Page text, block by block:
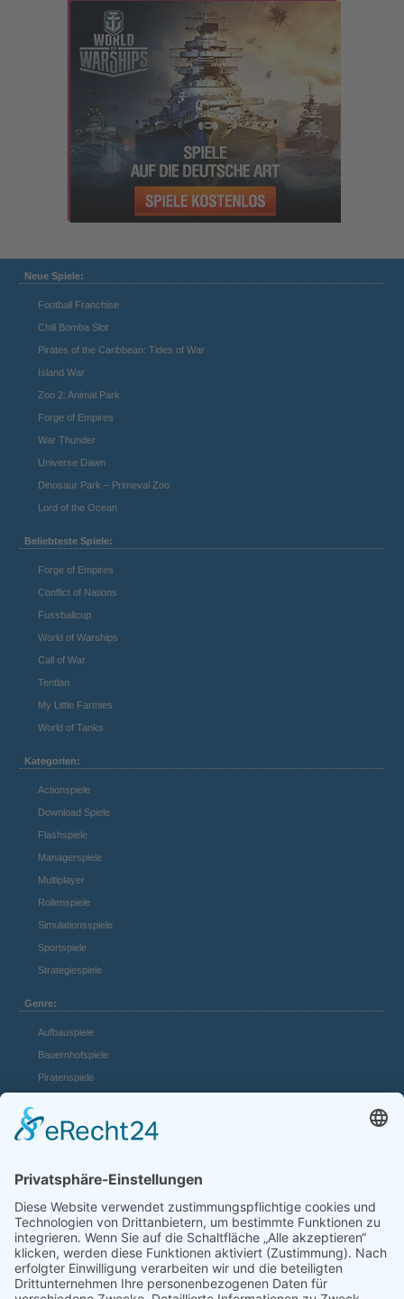
Neue Spiele:
Football Franchise
Chili Bomba Slot
Pirates of the Caribbean: Tides of War
Island War
Zoo 2: Animal Park
Forge of Empires
War Thunder
Universe Dawn
Dinosaur Park – Primeval Zoo
Lord of the Ocean
Beliebteste Spiele:
Forge of Empires
Conflict of Nations
Fussballcup
World of Warships
Call of War
Tentlan
My Little Farmies
World of Tanks
Kategorien:
Actionspiele
Download Spiele
Flashspiele
Managerspiele
Multiplayer
Rollenspiele
Simulationsspiele
Sportspiele
Strategiespiele
Genre:
Aufbauspiele
Bauernhofspiele
Piratenspiele
Mädchenspiele
Panzerspiele
Tierspiele
Weltraumspiele
Links: